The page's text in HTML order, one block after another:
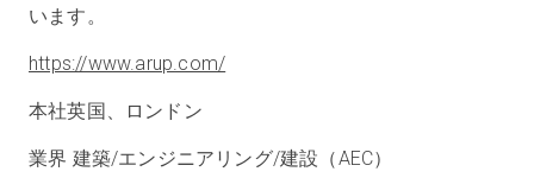
います。
https://www.arup.com/
本社英国、ロンドン
業界 建築/エンジニアリング/建設（AEC）